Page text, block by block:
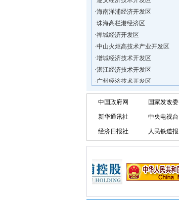
海南洋浦经济开发区
珠海高栏港经济区
禅城经济开发区
中山火炬高技术产业开发区
增城经济技术开发区
湛江经济技术开发区
广州经济技术开发区
大亚湾经济技术开发区
海口今年将投入44.4亿元推进江
·新加坡海口国家高新区国际创
· “四个瞄向”提高招商质量,3央
·昆明经济技术开发区
中国政府网 国家发改委
新华通讯社 中央电视台
经济日报社 人民铁道报